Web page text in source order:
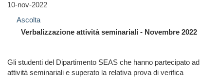
10-nov-2022
Ascolta
Verbalizzazione attività seminariali - Novembre 2022
Gli studenti del Dipartimento SEAS che hanno partecipato ad
attività seminariali e superato la relativa prova di verifica